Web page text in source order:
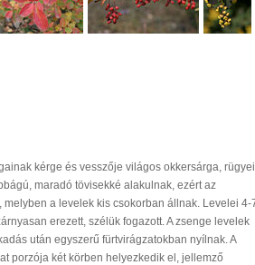
kérge és vesszője világos okkersárga, rügyei
maradó tövisekké alakulnak, ezért az
a levelek kis csokorban állnak. Levelei 4-
erezett, szélük fogazott. A zsenge levelek
után egyszerű fürtvirágzatokban nyílnak. A
porzója két körben helyezkedik el, jellemző